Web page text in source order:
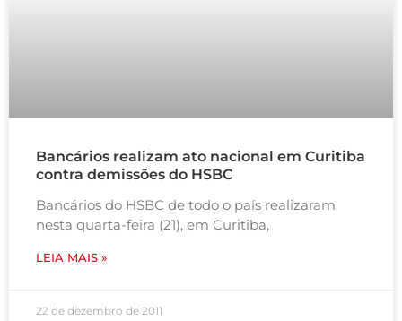
Bancários realizam ato nacional em Curitiba
contra demissões do HSBC
Bancários do HSBC de todo o país realizaram
nesta quarta-feira (21), em Curitiba,
LEIA MAIS »
22 de dezembro de 2011